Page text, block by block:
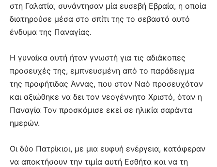
στη Γαλατία, συνάντησαν μία ευσεβή Εβραία, η οποία
διατηρούσε μέσα στο σπίτι της το σεβαστό αυτό
ένδυμα της Παναγίας.
Η γυναίκα αυτή ήταν γνωστή για τις αδιάκοπες
προσευχές της, εμπνευσμένη από το παράδειγμα
της προφήτιδας Άννας, που στον Ναό προσευχόταν
και αξιώθηκε να δει τον νεογέννητο Χριστό, όταν η
Παναγία Τον προσκόμισε εκεί σε ηλικία σαράντα
ημερών.
Οι δύο Πατρίκιοι, με μια ευφυή ενέργεια, κατάφεραν
να αποκτήσουν την τιμία αυτή Εσθήτα και να τη